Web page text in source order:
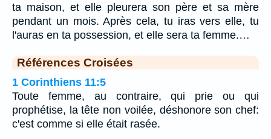
ta maison, et elle pleurera son père et sa mère
pendant un mois. Après cela, tu iras vers elle, tu
l'auras en ta possession, et elle sera ta femme.…
Références Croisées
1 Corinthiens 11:5
Toute femme, au contraire, qui prie ou qui
prophétise, la tête non voilée, déshonore son chef:
c'est comme si elle était rasée.